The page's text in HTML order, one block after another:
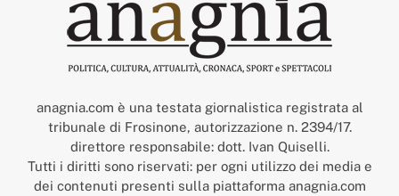
anagnia.com è una testata giornalistica registrata al
tribunale di Frosinone, autorizzazione n. 2394/17.
direttore responsabile: dott. Ivan Quiselli.
Tutti i diritti sono riservati: per ogni utilizzo dei media e
dei contenuti presenti sulla piattaforma anagnia.com